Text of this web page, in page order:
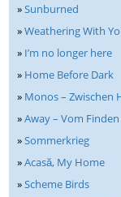
»Sunburned
»Weathering With
» I’m no longer here
» Home Before Dark
» Monos – Zwischen
»Away – Vom
»Sommerkrieg
»Acasă, My Home
»Scheme Birds